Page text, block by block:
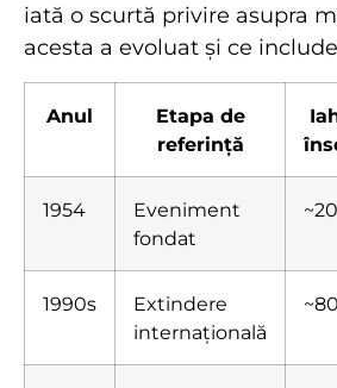
iată o scurtă privire asupra
acesta a evoluat și ce
Anul
Etapa de
referință
1954
Eveniment
fondat
~20
1990s
Extindere
internațională
~80